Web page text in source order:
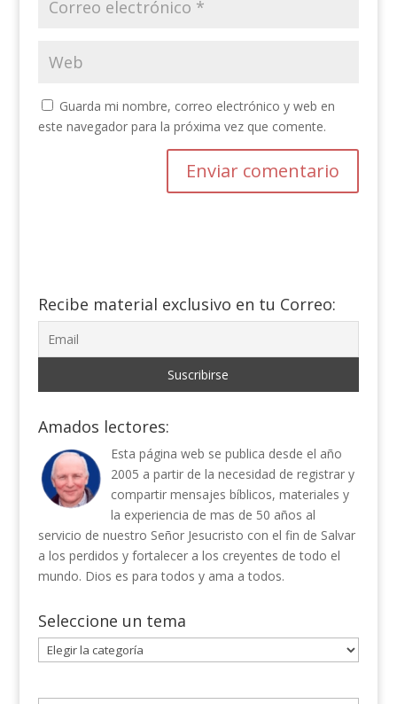
Guarda mi nombre, correo electrónico y web en
este navegador para la próxima vez que comente.
Recibe material exclusivo en tu Correo:
Amados lectores:
Esta página web se publica desde el año
2005 a partir de la necesidad de registrar y
compartir mensajes bíblicos, materiales y
la experiencia de mas de 50 años al
servicio de nuestro Señor Jesucristo con el fin de Salvar
a los perdidos y fortalecer a los creyentes de todo el
mundo. Dios es para todos y ama a todos.
Seleccione un tema
Seleccione
un